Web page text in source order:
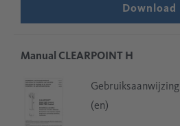
Download
Manual CLEARPOINT H
Gebruiksaanwijzing
(en)